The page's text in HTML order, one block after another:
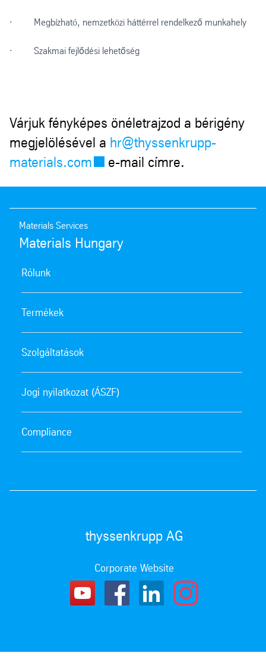
· Megbízható, nemzetközi háttérrel rendelkező munkahely
· Szakmai fejlődési lehetőség
Várjuk fényképes önéletrajzod a bérigény
megjelölésével a hr@thyssenkrupp-
materials.com
e-mail címre.
Materials Services
Materials Hungary
Rólunk
Termékek
Szolgáltatások
Jogi nyilatkozat (ÁSZF)
Compliance
thyssenkrupp AG
Corporate Website